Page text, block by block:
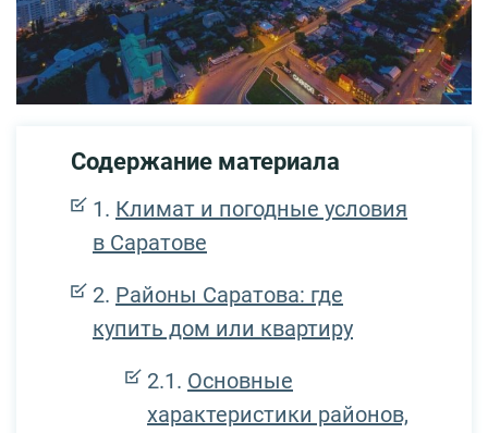
Содержание материала
Климат и погодные условия
в Саратове
Районы Саратова: где
купить дом или квартиру
Основные
характеристики районов,